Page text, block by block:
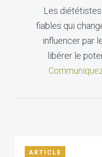
Les
fiables qui
influencer par
libérer le
ARTICLE